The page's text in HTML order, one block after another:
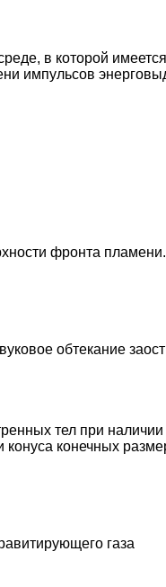
в которой
импульсов
фронта
обтекание
тел при
конечных
газа